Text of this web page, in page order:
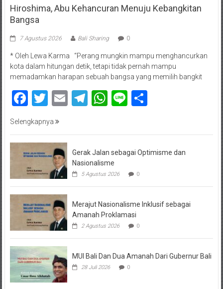
Hiroshima, Abu Kehancuran Menuju Kebangkitan
Bangsa
7 Agustus 2026 Bali Sharing 0
* Oleh Lewa Karma “Perang mungkin mampu menghancurkan
kota dalam hitungan detik, tetapi tidak pernah mampu
memadamkan harapan sebuah bangsa yang memilih bangkit
Facebook
Twitter
EmailTelegram
WhatsApp
LineShare
Selengkapnya
Gerak Jalan sebagai Optimisme dan
Nasionalisme
5 Agustus 2026 0
Merajut Nasionalisme Inklusif sebagai
Amanah Proklamasi
2 Agustus 2026 0
MUI Bali Dan Dua Amanah Dari Gubernur Bali
28 Juli 2026 0